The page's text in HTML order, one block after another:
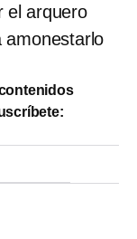
el arquero
amonestarlo